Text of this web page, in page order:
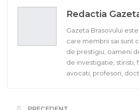
Redactia
Gazeta Brasovului
care membrii sai sunt
de prestigiu, oameni
de investigatie, stiristi,
avocati, profesori,
PRECEDENT